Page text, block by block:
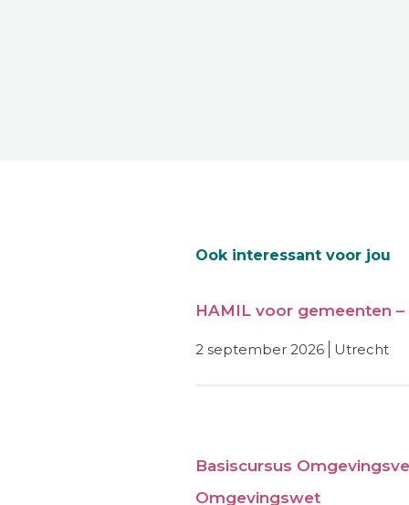
Ook interessant voor jou
HAMIL voor gemeenten
2 september 2026 utrecht
Basiscursus
Omgevingswet